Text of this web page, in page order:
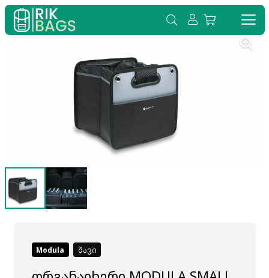
Modula შავი